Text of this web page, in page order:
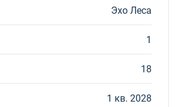
Эхо Леса
1
18
1 кв. 2028